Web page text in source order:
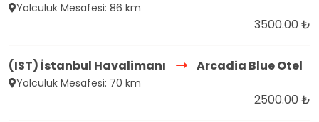
Yolculuk Mesafesi: 86 km
3500.00 ₺
(IST) İstanbul Havalimanı Arcadia Blue Otel
Yolculuk Mesafesi: 70 km
2500.00 ₺